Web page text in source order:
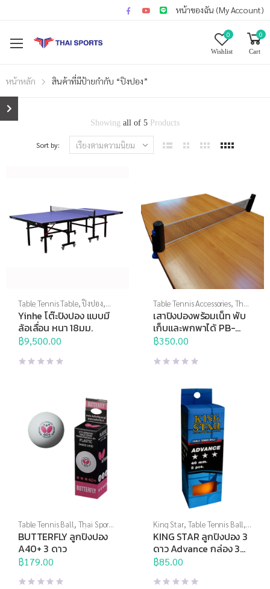
หน้าของฉัน (My Account)
0
Wishlist
0
Cart
หน้าหลัก สินค้าที่มีป้ายกำกับ “ปิงปอง”
Showing all of 5 Products
Sort by:
Table Tennis Table,ปิงปอง,
แร็กเก็ต
Yinhe โต๊ะปิงปอง แบบมี
ล้อเลื่อน หนา 18มม.
฿9,500.00
Table Tennis Accessories, Thai
Sports,Thai Sports Brand,
ปิงปอง,แร็กเก็ต
เสาปิงปองพร้อมเน็ท พับ
เก็บและพกพาได้ PB-
SH028
฿350.00
Table Tennis Ball, Thai Sports
Brand,ปิงปอง,แร็กเก็ต
BUTTERFLY ลูกปิงปอง
A40+ 3 ดาว
฿179.00
King Star, Table Tennis Ball,
Thai Sports Brand,ปิงปอง,
แร็กเก็ต
KING STAR ลูกปิงปอง 3
ดาว Advance กล่อง 3
ลูก
฿85.00